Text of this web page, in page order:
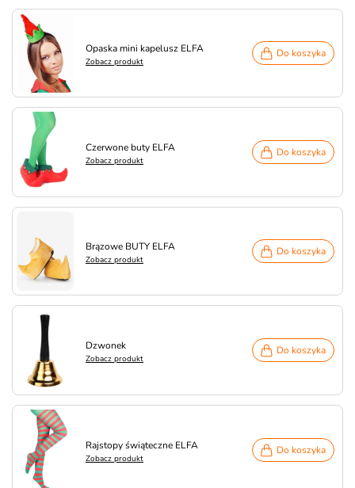
Opaska mini kapelusz ELFA
Zobacz produkt
Do koszyka
Czerwone buty ELFA
Zobacz produkt
Do koszyka
Brązowe BUTY ELFA
Zobacz produkt
Do koszyka
Dzwonek
Zobacz produkt
Do koszyka
Rajstopy świąteczne ELFA
Zobacz produkt
Do koszyka